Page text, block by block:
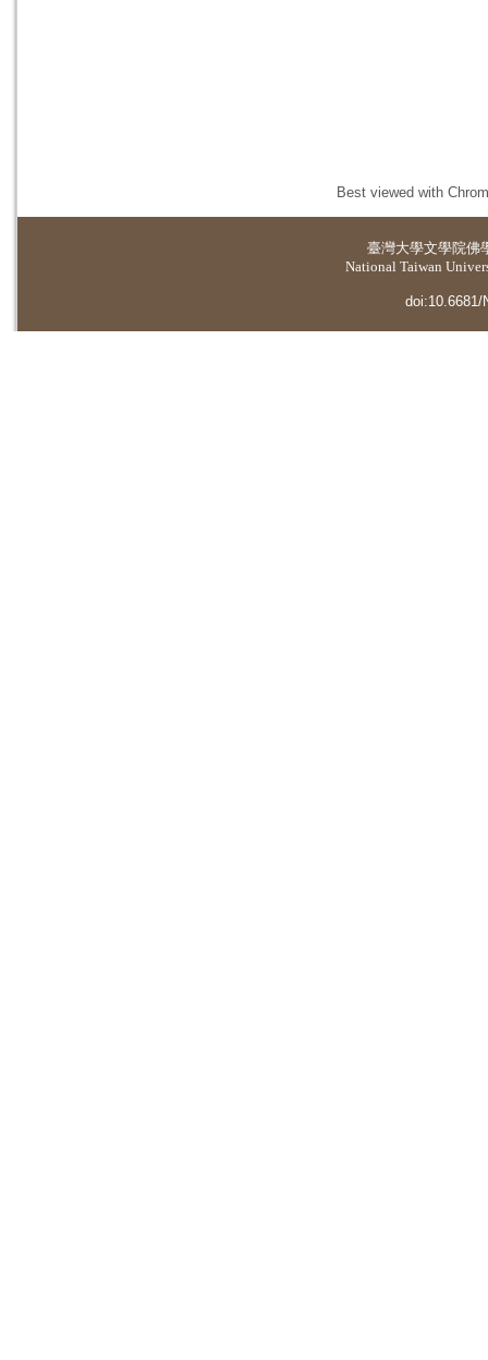
Best viewed with
臺灣大學文學院佛
National Taiwan
doi:10.6681/